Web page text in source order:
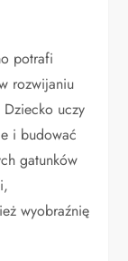
potrafi
rozwijaniu
uczy
i budować
gatunków
wyobraźnię